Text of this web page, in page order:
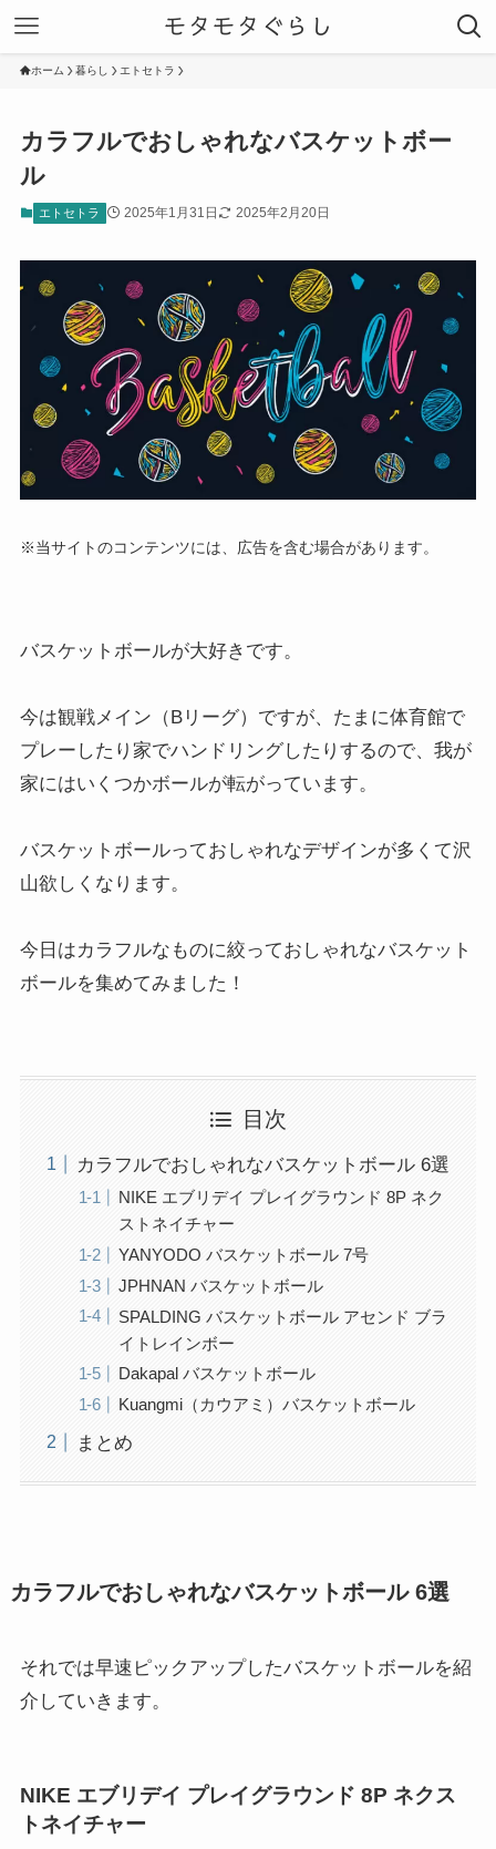
モタモタぐらし
ホーム 暮らし エトセトラ
カラフルでおしゃれなバスケットボー
ル
エトセトラ 2025年1月31日 2025年2月20日
※当サイトのコンテンツには、広告を含む場合があります。
バスケットボールが大好きです。
今は観戦メイン（Bリーグ）ですが、たまに体育館で
プレーしたり家でハンドリングしたりするので、我が
家にはいくつかボールが転がっています。
バスケットボールっておしゃれなデザインが多くて沢
山欲しくなります。
今日はカラフルなものに絞っておしゃれなバスケット
ボールを集めてみました！
目次
カラフルでおしゃれなバスケットボール 6選
NIKE エブリデイ プレイグラウンド 8P ネク
ストネイチャー
YANYODO バスケットボール 7号
JPHNAN バスケットボール
SPALDING バスケットボール アセンド ブラ
イトレインボー
Dakapal バスケットボール
Kuangmi（カウアミ）バスケットボール
まとめ
カラフルでおしゃれなバスケットボール 6選
それでは早速ピックアップしたバスケットボールを紹
介していきます。
NIKE エブリデイ プレイグラウンド 8P ネクス
トネイチャー